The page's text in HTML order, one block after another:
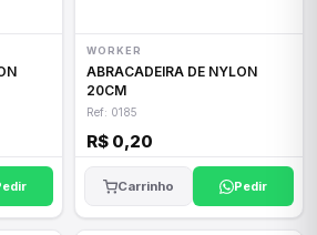
WORKER
ABRACADEIRA DE NYLON
20CM
Ref: 0185
R$ 0,20
Carrinho Pedir